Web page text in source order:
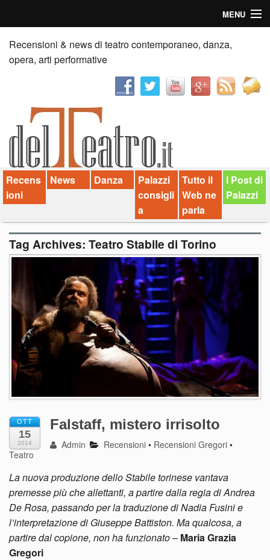
MENU
Home
Recensioni
News
Palazzi consiglia
Video
Chi siamo
Contatti
Recensioni & news di teatro contemporaneo, danza,
opera, arti performative
Recens
ioni
News Danza
Palazzi
consigli
a
Tutto il
Web ne
parla
I Post di
Palazzi
Tag Archives: Teatro Stabile di Torino
OTT
15
2014
Falstaff, mistero irrisolto
Admin Recensioni • Recensioni Gregori •
Teatro
La nuova produzione dello Stabile torinese vantava
premesse più che allettanti, a partire dalla regia di Andrea
De Rosa, passando per la traduzione di Nadia Fusini e
l’interpretazione di Giuseppe Battiston. Ma qualcosa, a
partire dal copione, non ha funzionato– Maria Grazia
Gregori